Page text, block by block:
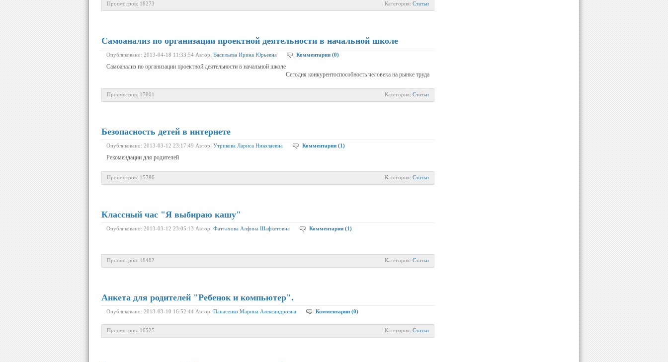
Просмотров: 18273 Категория: Статьи
Самоанализ по организации проектной деятельности в начальной школе
Опубликовано: 2013-04-18 11:33:54 Автор: Васильева Ирина Юрьевна Комментарии (0)
Самоанализ по организации проектной деятельности в начальной школе
Сегодня конкурентоспособность человека на рынке труда
Просмотров: 17801 Категория: Статьи
Безопасность детей в интернете
Опубликовано: 2013-03-12 23:17:49 Автор: Утрикова Лариса Николаевна Комментарии (1)
Рекомендации для родителей
Просмотров: 15796 Категория: Статьи
Классный час "Я выбираю кашу"
Опубликовано: 2013-03-12 23:05:13 Автор: Фаттахова Алфина Шафкетовна Комментарии (1)
Просмотров: 18482 Категория: Статьи
Анкета для родителей "Ребенок и компьютер".
Опубликовано: 2013-03-10 16:52:44 Автор: Панасенко Марина Александровна Комментарии (0)
Просмотров: 16525 Категория: Статьи